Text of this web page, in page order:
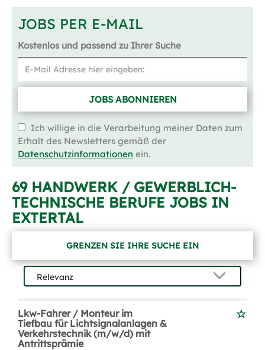
JOBS PER E-MAIL
Kostenlos und passend zu Ihrer Suche
JOBS ABONNIEREN
Ich willige in die Verarbeitung meiner Daten zum
Erhalt des Newsletters gemäß der
Datenschutzinformationen ein.
69 HANDWERK / GEWERBLICH-
TECHNISCHE BERUFE JOBS IN
EXTERTAL
GRENZEN SIE IHRE SUCHE EIN
Lkw-Fahrer / Monteur im
Tiefbau für Lichtsignalanlagen &
Verkehrstechnik (m/w/d) mit
Antrittsprämie